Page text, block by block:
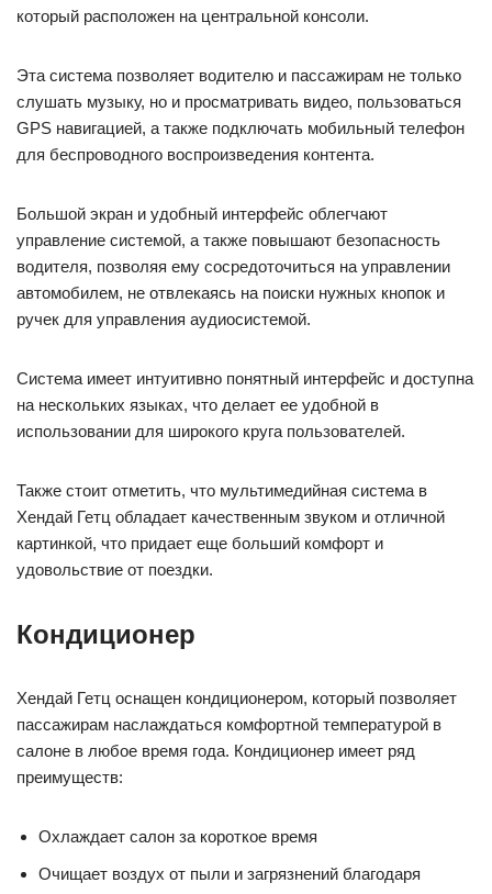
который расположен на центральной консоли.
Эта система позволяет водителю и пассажирам не только
слушать музыку, но и просматривать видео, пользоваться
GPS навигацией, а также подключать мобильный телефон
для беспроводного воспроизведения контента.
Большой экран и удобный интерфейс облегчают
управление системой, а также повышают безопасность
водителя, позволяя ему сосредоточиться на управлении
автомобилем, не отвлекаясь на поиски нужных кнопок и
ручек для управления аудиосистемой.
Система имеет интуитивно понятный интерфейс и доступна
на нескольких языках, что делает ее удобной в
использовании для широкого круга пользователей.
Также стоит отметить, что мультимедийная система в
Хендай Гетц обладает качественным звуком и отличной
картинкой, что придает еще больший комфорт и
удовольствие от поездки.
Кондиционер
Хендай Гетц оснащен кондиционером, который позволяет
пассажирам наслаждаться комфортной температурой в
салоне в любое время года. Кондиционер имеет ряд
преимуществ:
Охлаждает салон за короткое время
Очищает воздух от пыли и загрязнений благодаря